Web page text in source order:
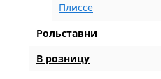
Плиссе
Рольставни
В розницу